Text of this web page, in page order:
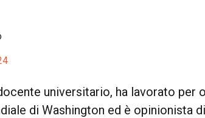
universitario, ha lavorato per
di Washington ed è opinionista